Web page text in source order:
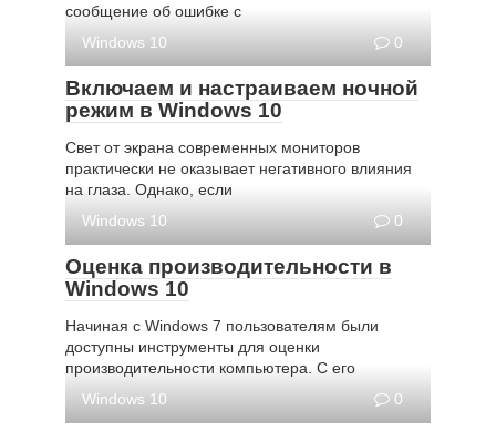
сообщение об ошибке с
Windows 10
0
Включаем и настраиваем ночной
режим в Windows 10
Свет от экрана современных мониторов
практически не оказывает негативного влияния
на глаза. Однако, если
Windows 10
0
Оценка производительности в
Windows 10
Начиная с Windows 7 пользователям были
доступны инструменты для оценки
производительности компьютера. С его
Windows 10
0